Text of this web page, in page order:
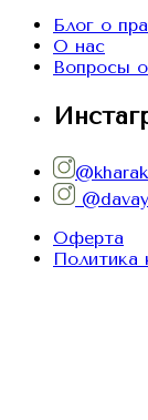
Блог о
О нас
Вопросы о
Оферта
Политика